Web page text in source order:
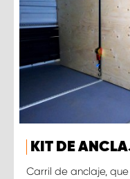
KIT DE
Carril de anclaje,